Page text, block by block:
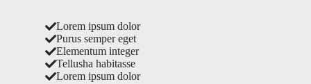
Lorem ipsum dolor
Purus semper eget
Elementum integer
Tellusha habitasse
Lorem ipsum dolor